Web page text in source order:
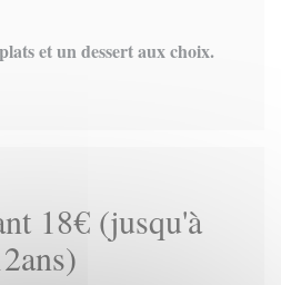
et un dessert aux choix.
18€ (jusqu'à